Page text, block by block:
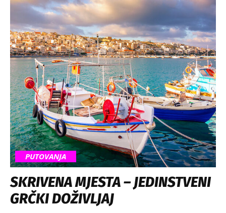
PUTOVANJA
SKRIVENA MJESTA – JEDINSTVENI
GRČKI DOŽIVLJAJ